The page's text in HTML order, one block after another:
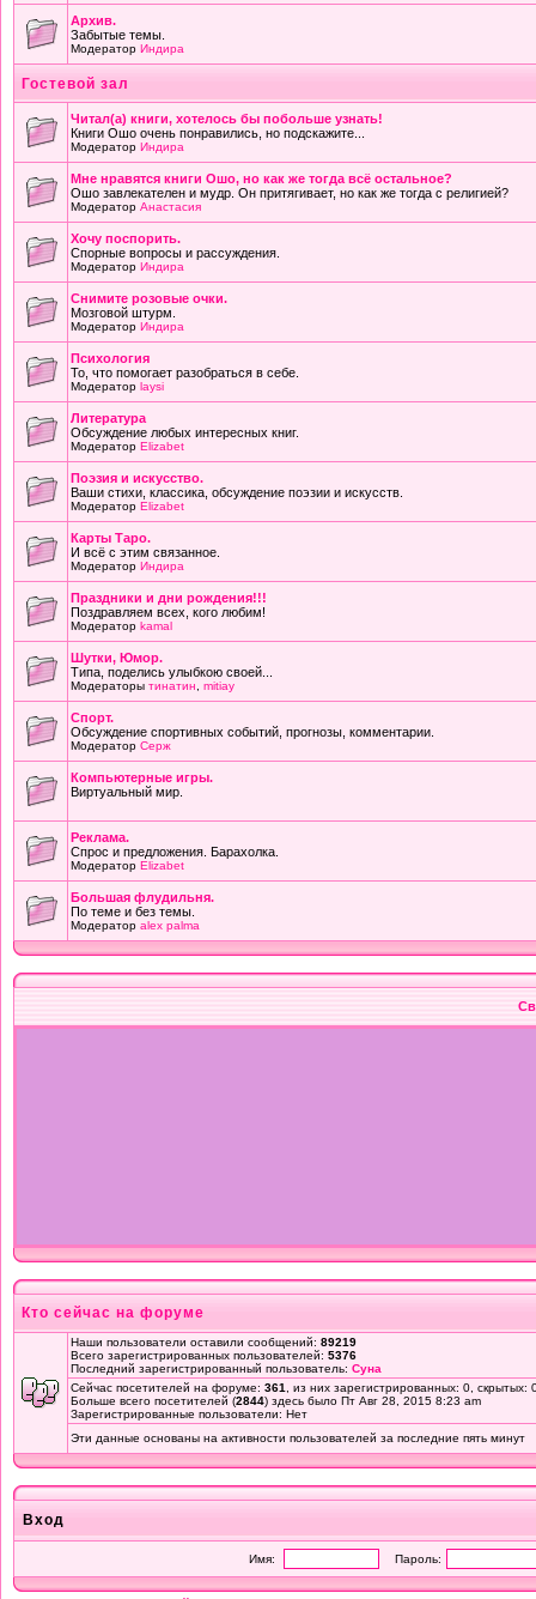
Архив.
Забытые темы.
Модератор Индира
Гостевой зал
Читал(а) книги, хотелось бы побольше узнать!
Книги Ошо очень понравились, но подскажите...
Модератор Индира
Мне нравятся книги Ошо, но как же тогда всё остальное?
Ошо завлекателен и мудр. Он притягивает, но как же тогда с религией?
Модератор Анастасия
Хочу поспорить.
Спорные вопросы и рассуждения.
Модератор Индира
Снимите розовые очки.
Мозговой штурм.
Модератор Индира
Психология
То, что помогает разобраться в себе.
Модератор laysi
Литература
Обсуждение любых интересных книг.
Модератор Elizabet
Поэзия и искусство.
Ваши стихи, классика, обсуждение поэзии и искусств.
Модератор Elizabet
Карты Таро.
И всё с этим связанное.
Модератор Индира
Праздники и дни рождения!!!
Поздравляем всех, кого любим!
Модератор kamal
Шутки, Юмор.
Типа, поделись улыбкою своей...
Модераторы тинатин mitiay
Cпорт.
Обсуждение спортивных событий, прогнозы, комментарии.
Модератор Серж
Компьютерные игры.
Виртуальный мир.
Реклама.
Спрос и предложения. Барахолка.
Модератор Elizabet
Большая флудильня.
По теме и без темы.
Модератор alex palma
Кто сейчас на форуме
Наши пользователи оставили сообщений: 89219
Всего зарегистрированных пользователей: 5376
Последний зарегистрированный пользователь: Суна
Сейчас посетителей на форуме: 361
, из них зарегистрированных: 0,
Больше всего посетителей (2844) здесь было Пт Авг 28, 2015 8:23 am
Зарегистрированные пользователи: Нет
Эти данные основаны на активности пользователей за последние пять минут
Вход
Имя: Пароль: